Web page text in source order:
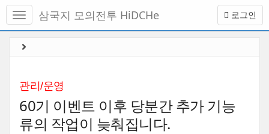
메
토
로그인
삼국지 모의전투 HiDCHe
관리/운영
60기 이벤트 이후 당분간 추가 기능
류의 작업이 늦춰집니다.